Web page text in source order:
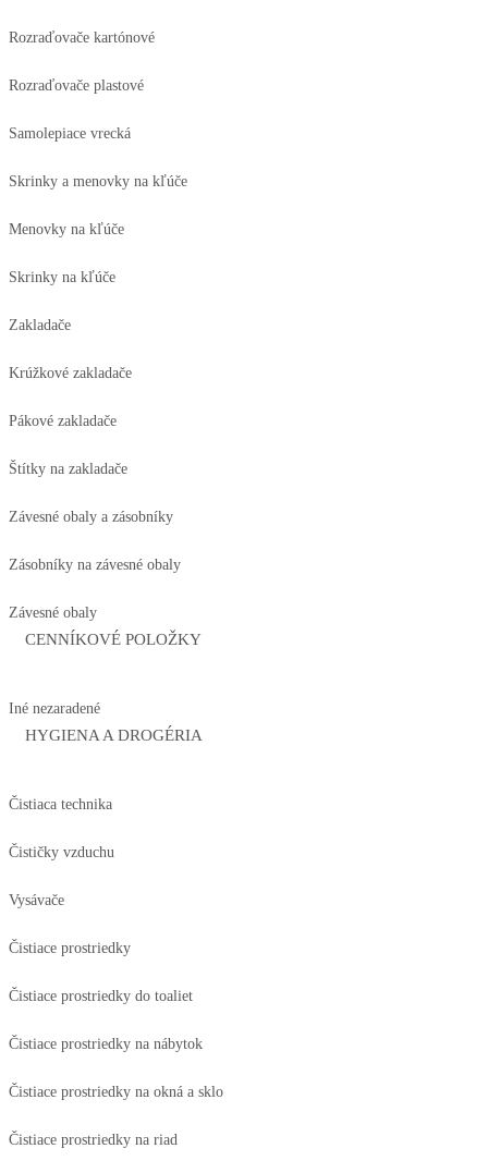
Rozraďovače kartónové
Rozraďovače plastové
Samolepiace vrecká
Skrinky a menovky na kľúče
Menovky na kľúče
Skrinky na kľúče
Zakladače
Krúžkové zakladače
Pákové zakladače
Štítky na zakladače
Závesné obaly a zásobníky
Zásobníky na závesné obaly
Závesné obaly
CENNÍKOVÉ POLOŽKY
Iné nezaradené
HYGIENA A DROGÉRIA
Čistiaca technika
Čističky vzduchu
Vysávače
Čistiace prostriedky
Čistiace prostriedky do toaliet
Čistiace prostriedky na nábytok
Čistiace prostriedky na okná a sklo
Čistiace prostriedky na riad